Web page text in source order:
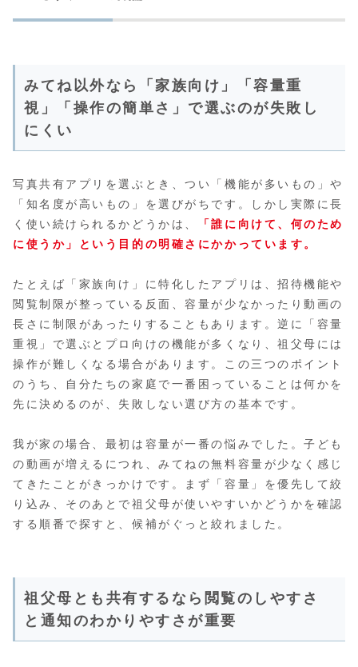
みてね以外なら「家族向け」「容量重
視」「操作の簡単さ」で選ぶのが失敗し
にくい
写真共有アプリを選ぶとき、つい「機能が多いもの」や
「知名度が高いもの」を選びがちです。しかし実際に長
く使い続けられるかどうかは、
「誰に向けて、何のため
に使うか」という目的の明確さにかかっています。
たとえば「家族向け」に特化したアプリは、招待機能や
閲覧制限が整っている反面、容量が少なかったり動画の
長さに制限があったりすることもあります。逆に「容量
重視」で選ぶとプロ向けの機能が多くなり、祖父母には
操作が難しくなる場合があります。この三つのポイント
のうち、自分たちの家庭で一番困っていることは何かを
先に決めるのが、失敗しない選び方の基本です。
我が家の場合、最初は容量が一番の悩みでした。子ども
の動画が増えるにつれ、みてねの無料容量が少なく感じ
てきたことがきっかけです。まず「容量」を優先して絞
り込み、そのあとで祖父母が使いやすいかどうかを確認
する順番で探すと、候補がぐっと絞れました。
祖父母とも共有するなら閲覧のしやすさ
と通知のわかりやすさが重要